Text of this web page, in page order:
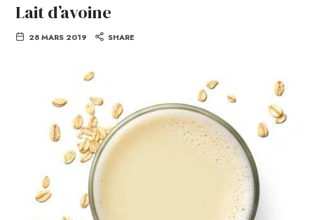
Lait d’avoine
28 MARS 2019 SHARE